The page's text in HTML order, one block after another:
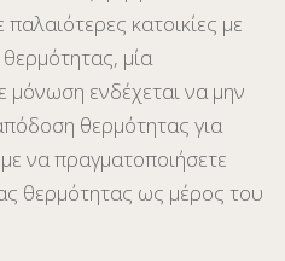
κατοικίες με
μία
μόνωση ενδέχεται να μην
θερμότητας για
να πραγματοποιήσετε
θερμότητας ως μέρος του